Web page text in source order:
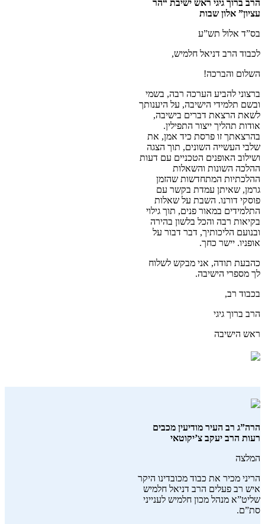
הרב ברוך גיגי ראש ישיבת “הר
עציון” אלון שבות
בס”ד אלול תש”ע
לכבוד הרב דניאל חלמיש,
השלום והברכה!
ברצוני להביע הערכה רבה, בשמי
ובשם תלמידי הישיבה, על היענותך
לשאת הרצאת דברים בישיבה,
אודות תהליך ייצור התפילין.
בהרצאתך זו פרסת כיד אמן, את
שלבי העשייה השונים, תוך הצגה
ושילוב האופנים הטכניים עם דעות
ההלכה השונות והשאלות
ההלכתיות המתחדשות שהזמן
גרמן, שאיתן עמדת בקשר עם
פוסקי דורנו. השבת על שאלות
התלמידים במאור פנים, תוך גילוי
בקיאות רבה והכל בלשון בהירה
ובנועם הליכותיך, דבר דבור על
אופניו. יישר כחך.
כהבעת תודה, אני מבקש לשלוח
לך מספרי הישיבה.
בכבוד רב,
הרב ברוך גיגי
ראש הישיבה
הרה”ג רב העיר מודיעין מכבים
רעות הרב יעקב צ’יקוטאי
המלצה
הריני מכיר את כבוד מכובדינו היקר
איש רב פעלים הרב דניאל חלמיש
שליט”א מנהל מכון חלמיש לענייני
סת”ם.